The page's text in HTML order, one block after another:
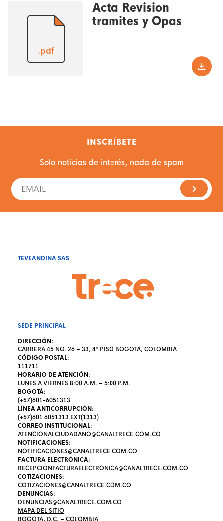
.pdf
Acta Revision
tramites y Opas
INSCRÍBETE
Solo noticias de interés, nada de spam
TEVEANDINA SAS
SEDE PRINCIPAL
DIRECCIÓN:
CARRERA 45 NO. 26 – 33, 4º PISO BOGOTÁ, COLOMBIA
CÓDIGO POSTAL:
111711
HORARIO DE ATENCIÓN:
LUNES A VIERNES 8:00 A.M. – 5:00 P.M.
BOGOTÁ:
(+57)601-6051313
LÍNEA ANTICORRUPCIÓN:
(+57)601 6051313 EXT(1313)
CORREO INSTITUCIONAL:
ATENCIONALCIUDADANO@CANALTRECE.COM.CO
NOTIFICACIONES:
NOTIFICACIONES@CANALTRECE.COM.CO
FACTURA ELECTRÓNICA:
RECEPCIONFACTURAELECTRONICA@CANALTRECE.COM.CO
COTIZACIONES:
COTIZACIONES@CANALTRECE.COM.CO
DENUNCIAS:
DENUNCIAS@CANALTRECE.COM.CO
MAPA DEL SITIO
BOGOTÁ, D.C. – COLOMBIA